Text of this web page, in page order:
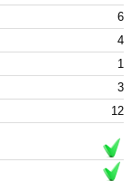
6
4
1
3
12